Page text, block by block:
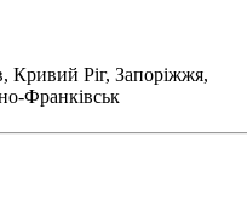
Кривий Ріг, Запоріжжя,
Франківськ